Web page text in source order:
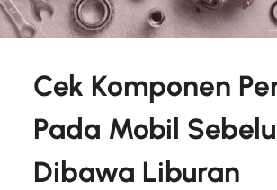
Cek Komponen
Pada Mobil
Dibawa Liburan